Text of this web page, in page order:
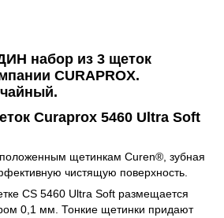
набор из 3 щеток
CURAPROX.
Curaprox 5460 Ultra Soft
щетинкам Curen®, зубная
чистящую поверхность.
CS 5460 Ultra Soft размещается
0,1 мм. Тонкие щетинки придают